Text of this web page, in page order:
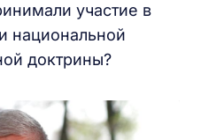
участие в
национальной
доктрины?